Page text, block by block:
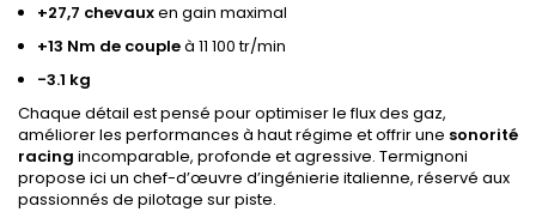
+27,7 chevauxen gain maximal
+13 Nm de coupleà 11 100 tr/min
-3.1 kg
Chaque détail est pensé pour optimiser le flux des gaz,
améliorer les performances à haut régime et offrir une sonorité
racing incomparable, profonde et agressive. Termignoni
propose ici un chef-d’œuvre d’ingénierie italienne, réservé aux
passionnés de pilotage sur piste.